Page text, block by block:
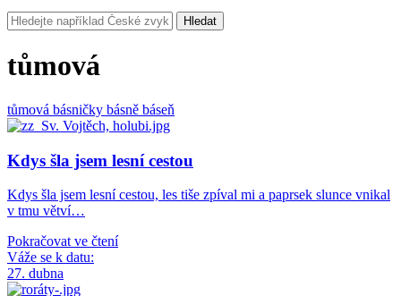
Hledat
tůmová
tůmová básničky básně báseň
Kdys šla jsem lesní cestou
Kdys šla jsem lesní cestou, les tiše zpíval mi a paprsek slunce vnikal
v tmu větví…
Pokračovat ve čtení
Váže se k datu:
27. dubna